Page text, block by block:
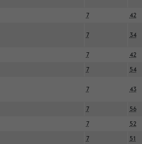
7 42
7 34
7
42
7 54
7 43
7
56
7
52
7
51